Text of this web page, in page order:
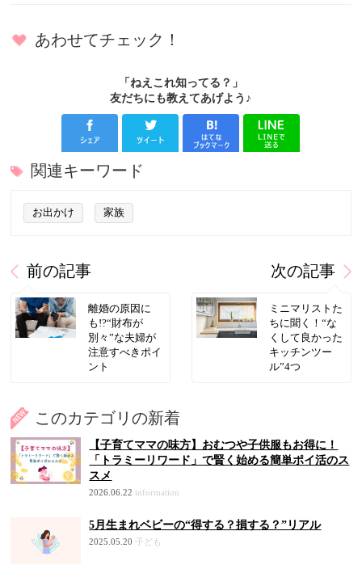
あわせてチェック！
「ねえこれ知ってる？」
友だちにも教えてあげよう♪
関連キーワード
お出かけ 家族
前の記事
離婚の原因に
も!?“財布が
別々”な夫婦が
注意すべきポイ
ント
次の記事
ミニマリストた
ちに聞く！“な
くして良かった
キッチンツー
ル”4つ
このカテゴリの新着
【子育てママの味方】おむつや子供服もお得に！
「トラミーリワード」で賢く始める簡単ポイ活のス
スメ
2026.06.22 information
5月生まれベビーの“得する？損する？”リアル
2025.05.20 子ども